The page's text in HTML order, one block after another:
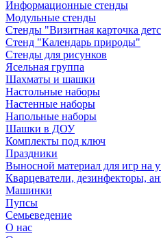
Информационные стенды
Модульные стенды
Стенды "Визитная карточка
Стенд "Календарь природы"
Стенды для рисунков
Ясельная группа
Шахматы и шашки
Настольные наборы
Настенные наборы
Напольные наборы
Шашки в ДОУ
Комплекты под ключ
Праздники
Выносной материал для игр на
Кварцеватели, дезинфекторы,
Машинки
Пупсы
Семьеведение
О нас